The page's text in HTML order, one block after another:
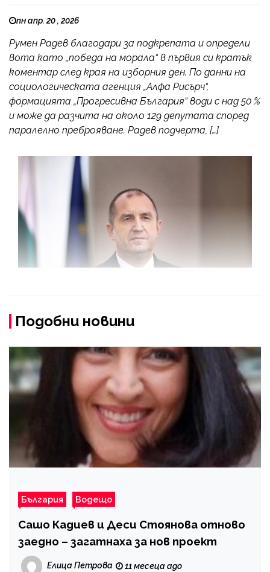
пн апр. 20 , 2026
Румен Радев благодари за подкрепата и определи
вота като „победа на морала“ в първия си кратък
коментар след края на изборния ден. По данни на
социологическата агенция „Алфа Рисърч“,
формацията „Прогресивна България“ води с над 50 %
и може да разчита на около 129 депутата според
паралелно преброяване. Радев подчерта, […]
Подобни новини
България Водещо
Сашо Кадиев и Деси Стоянова отново
заедно – загатнаха за нов проект
Елица Петрова 11 месеца ago